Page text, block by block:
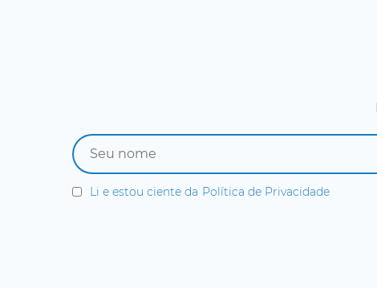
Li e estou ciente da Política de Privacidade